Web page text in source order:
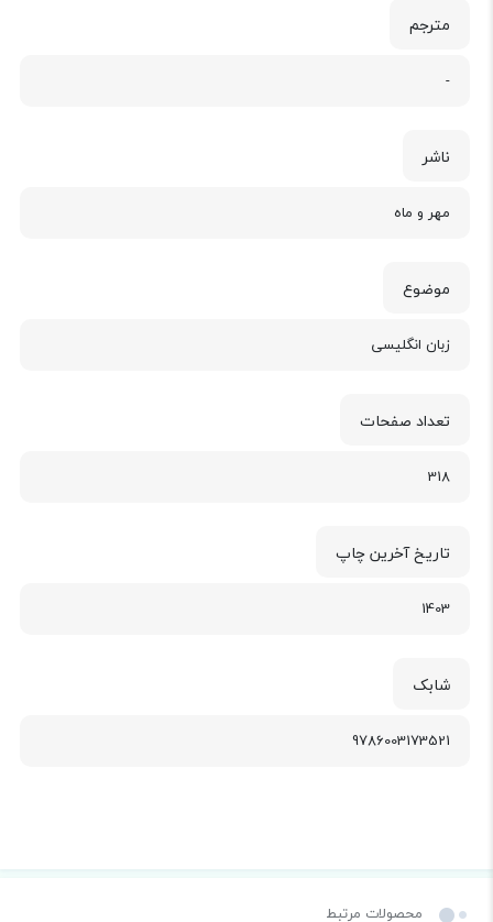
مترجم
-
ناشر
مهر و ماه
موضوع
زبان انگلیسی
تعداد صفحات
318
تاریخ آخرین چاپ
1403
شابک
9786003173521
محصولات مرتبط